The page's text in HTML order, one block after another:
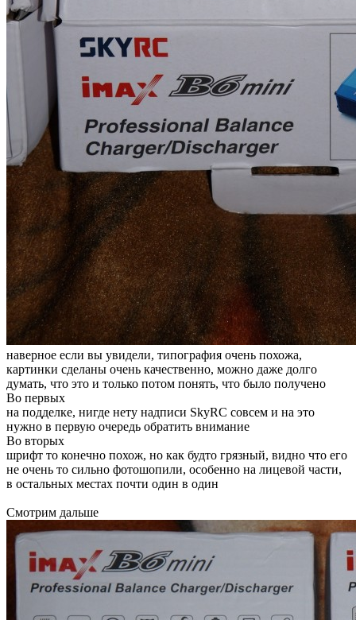
наверное если вы увидели, типография очень похожа,
картинки сделаны очень качественно, можно даже долго
думать, что это и только потом понять, что было получено
Во первых
на подделке, нигде нету надписи SkyRC совсем и на это
нужно в первую очередь обратить внимание
Во вторых
шрифт то конечно похож, но как будто грязный, видно что его
не очень то сильно фотошопили, особенно на лицевой части,
в остальных местах почти один в один
Смотрим дальше